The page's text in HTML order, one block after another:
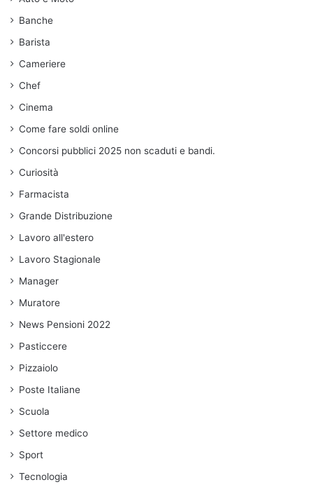
Banche
Barista
Cameriere
Chef
Cinema
Come fare soldi online
Concorsi pubblici 2025 non scaduti e bandi.
Curiosità
Farmacista
Grande Distribuzione
Lavoro all'estero
Lavoro Stagionale
Manager
Muratore
News Pensioni 2022
Pasticcere
Pizzaiolo
Poste Italiane
Scuola
Settore medico
Sport
Tecnologia